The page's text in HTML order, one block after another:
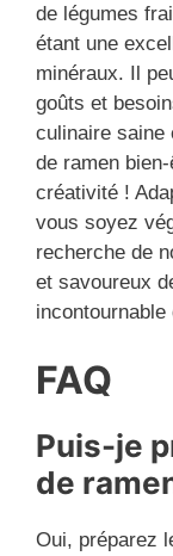
de légumes
étant une
minéraux. Il
goûts et
culinaire saine
de ramen
créativité !
vous soyez
recherche de
et savoureux
FAQ
Puis-je
de
Oui, préparez